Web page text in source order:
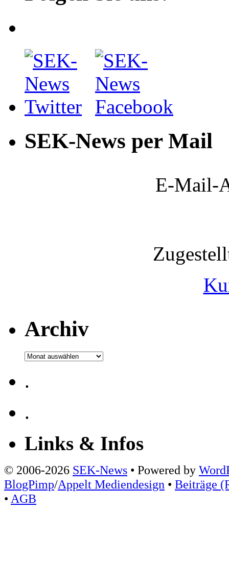
SEK-News per Mail
E-Mail-
Archiv
Archiv
.
.
Links & Infos
© 2006-2026 SEK-News • Powered by
BlogPimp/Appelt Mediendesign • Beiträge
• AGB